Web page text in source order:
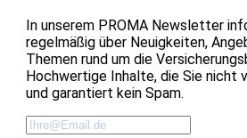
In unserem PROMA Newsletter
regelmäßig über Neuigkeiten,
Themen rund um die
Hochwertige Inhalte, die Sie nicht
und garantiert kein Spam.